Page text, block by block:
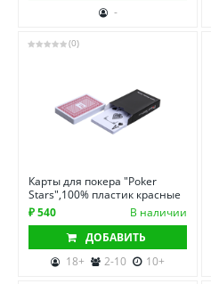
-
(0)
Карты для покера "Poker
Stars",100% пластик красные
₽ 540
В наличии
ДОБАВИТЬ
18+
2-10 10+